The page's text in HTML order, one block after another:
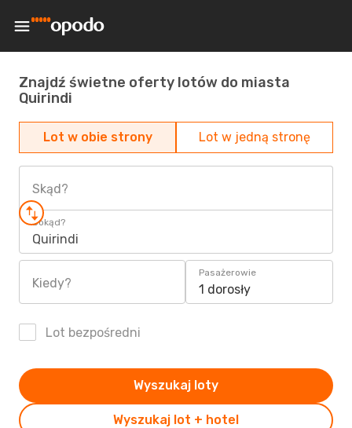
Znajdź świetne oferty lotów do miasta
Quirindi
Lot w obie strony Lot w jedną stronę
Skąd?
Dokąd?
Quirindi
Kiedy?
Pasażerowie
1 dorosły
Lot bezpośredni
Wyszukaj lot + hotel
Wyszukaj loty